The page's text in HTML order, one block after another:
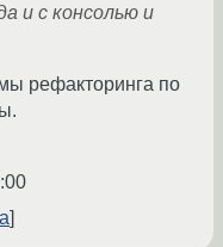
и с консолью и
рефакторинга по